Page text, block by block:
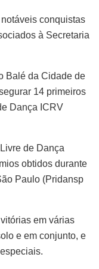
conquistas
à Secretaria
Balé da Cidade de
14 primeiros
Dança ICRV
de Dança
obtidos durante
Paulo (Pridansp
em várias
e em conjunto, e